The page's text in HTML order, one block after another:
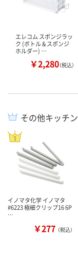
エレコム スポンジラッ
ク (ボトル & スポンジ
ホルダー) …
￥2,280（税込）
その他キッチ
イノマタ化学 イノマタ
#6223 極細クリップ16 6P
…
￥277 （税込）